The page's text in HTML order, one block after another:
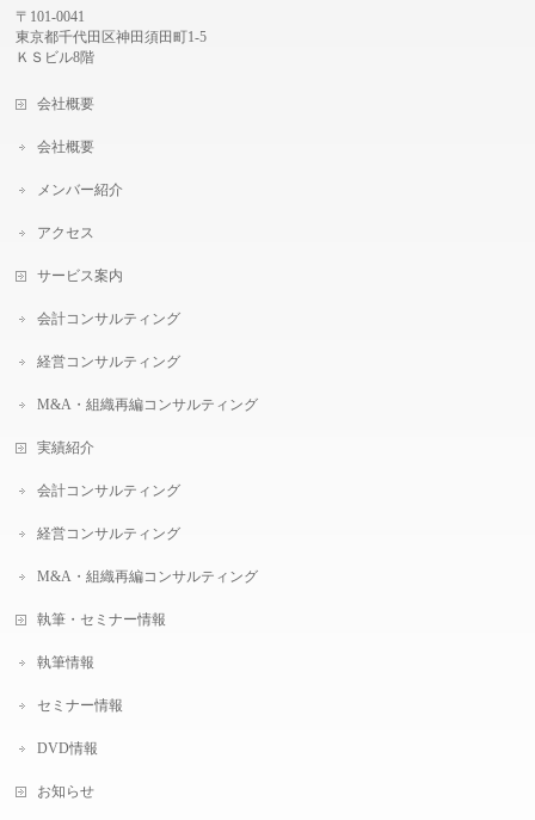
〒101-0041
東京都千代田区神田須田町1-5
ＫＳビル8階
会社概要
会社概要
メンバー紹介
アクセス
サービス案内
会計コンサルティング
経営コンサルティング
M&A・組織再編コンサルティング
実績紹介
会計コンサルティング
経営コンサルティング
M&A・組織再編コンサルティング
執筆・セミナー情報
執筆情報
セミナー情報
DVD情報
お知らせ